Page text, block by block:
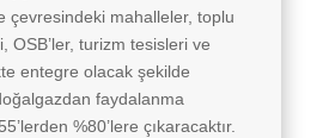
çevresindeki mahalleler, toplu
OSB’ler, turizm tesisleri ve
entegre olacak şekilde
faydalanma
%80’lere çıkaracaktır.